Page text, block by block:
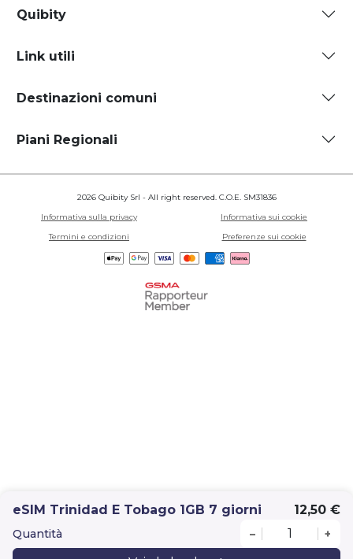
eSIM Trinidad E Tobago 1GB 7 giorni 12,50 €
Quantità – +
Quibity
Link utili
Destinazioni comuni
Piani Regionali
2026 Quibity Srl - All right reserved. C.O.E. SM31836
Informativa sulla privacy
Informativa sui cookie
Termini e condizioni
Preferenze sui cookie